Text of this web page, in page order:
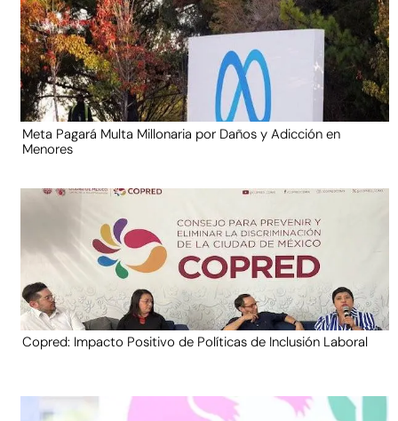
Meta Pagará Multa Millonaria por Daños y Adicción en
Menores
Copred: Impacto Positivo de Políticas de Inclusión Laboral